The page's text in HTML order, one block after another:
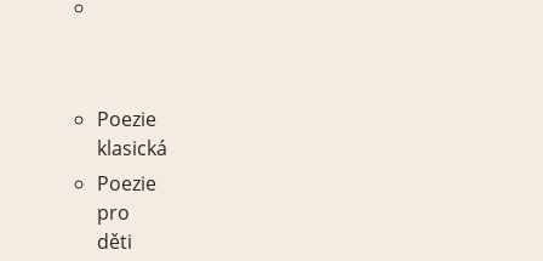
Poezie
klasická
Poezie
pro
děti